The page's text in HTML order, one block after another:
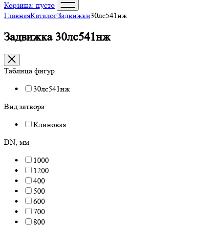
Корзина: пусто
ГлавнаяКаталогЗадвижки30лс541нж
Задвижка 30лс541нж
Таблица фигур
30лс541нж
Вид затвора
Клиновая
DN, мм
1000
1200
400
500
600
700
800